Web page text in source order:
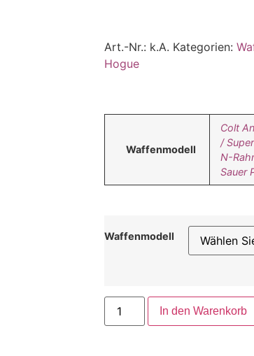
Art.-Nr.: k.A. Kategorien:
Hogue
Waffenmodell
Colt
/
N-
Sauer
Waffenmodell
In den Warenkorb